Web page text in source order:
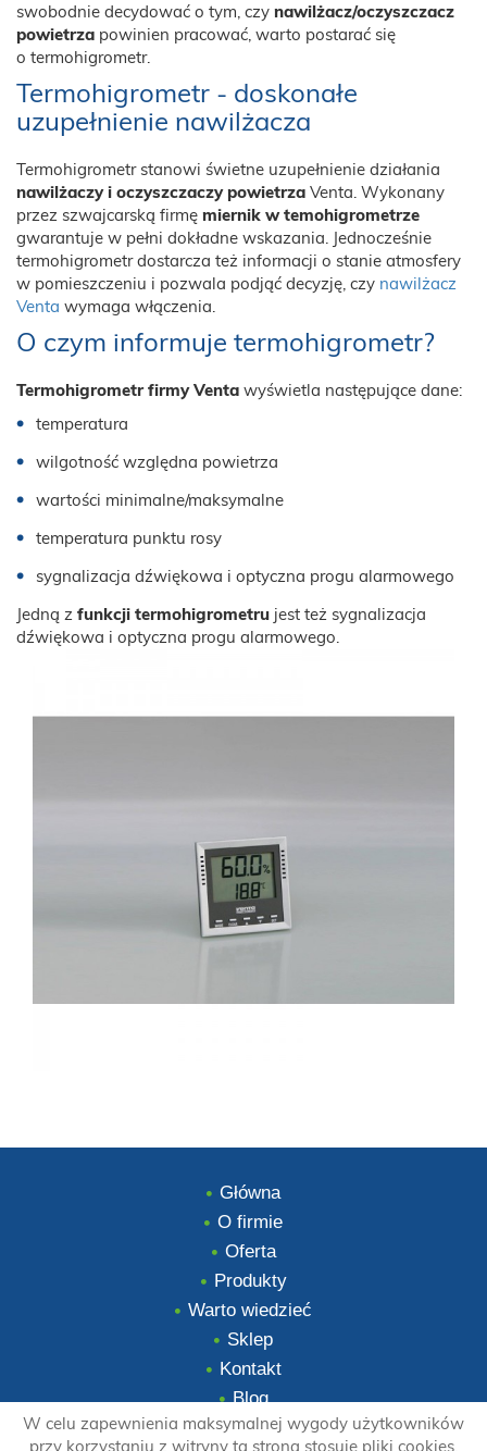
swobodnie decydować o tym, czy nawilżacz/oczyszczacz
powietrza powinien pracować, warto postarać się
o termohigrometr.
Termohigrometr - doskonałe
uzupełnienie nawilżacza
Termohigrometr stanowi świetne uzupełnienie działania
nawilżaczy i oczyszczaczy powietrza Venta. Wykonany
przez szwajcarską firmę miernik w temohigrometrze
gwarantuje w pełni dokładne wskazania. Jednocześnie
termohigrometr dostarcza też informacji o stanie atmosfery
w pomieszczeniu i pozwala podjąć decyzję, czy nawilżacz
Venta wymaga włączenia.
O czym informuje termohigrometr?
Termohigrometr firmy Venta wyświetla następujące dane:
temperatura
wilgotność względna powietrza
wartości minimalne/maksymalne
temperatura punktu rosy
sygnalizacja dźwiękowa i optyczna progu alarmowego
Jedną z funkcji termohigrometru jest też sygnalizacja
dźwiękowa i optyczna progu alarmowego.
Główna
O firmie
Oferta
Produkty
Warto wiedzieć
Sklep
Kontakt
Blog
W celu zapewnienia maksymalnej wygody użytkowników
przy korzystaniu z witryny ta strona stosuje pliki cookies.